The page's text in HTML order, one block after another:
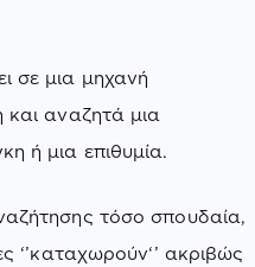
σε μια μηχανή
και αναζητά μια
ή μια επιθυμία.
τόσο σπουδαία,
‘’καταχωρούν‘’ ακριβώς